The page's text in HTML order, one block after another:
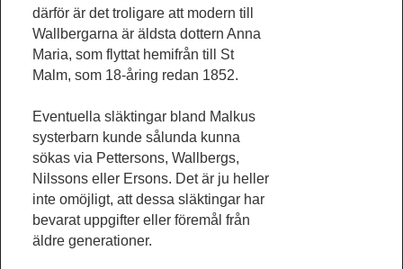
därför är det troligare att modern till
Wallbergarna är äldsta dottern Anna
Maria, som flyttat hemifrån till St
Malm, som 18-åring redan 1852.
Eventuella släktingar bland Malkus
systerbarn kunde sålunda kunna
sökas via Pettersons, Wallbergs,
Nilssons eller Ersons. Det är ju heller
inte omöjligt, att dessa släktingar har
bevarat uppgifter eller föremål från
äldre generationer.